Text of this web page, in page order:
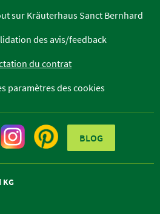
sur Kräuterhaus Sanct Bernhard
des avis/feedback
du contrat
paramètres des cookies
BLOG
KG